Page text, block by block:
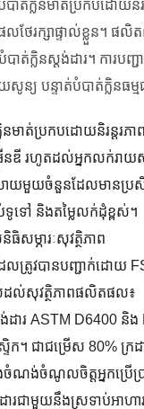
សបំបាត់ក្លិនមាត់ប្រកប
ែរក្សាផ្ទាល់ខ្លួន។ ផ
ត់ក្លិនស្តង់ដារ។ ការប
សូន្យ បន្ទាត់បំបាត់ក្លិន
នមាត់ប្រកបដោយនិរន្តរ
អ៊ីនឌី រហូតដល់អ្នកលក់រា
រាយមួយចំនួនដែលមានប្
ទូទៅ និងតម្លៃលក់ដុំខ្ពស់។
សម្ភារៈសុវត្ថិភាព
ត្រូវបានបញ្ជាក់ដោយ
ដល់សុវត្ថិភាពផលិតផល៖
ដារ ASTM D6400
។ ជាជម្រើស 80% ក្រ
ចំណូលចិត្តអ្នកប្រើប្រាស់
ារជាមួយនឹងស្រទាប់អា